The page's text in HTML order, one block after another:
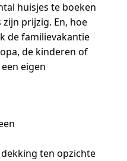
huisjes te boeken
prijzig. En, hoe
de familievakantie
de kinderen of
eigen
ten opzichte